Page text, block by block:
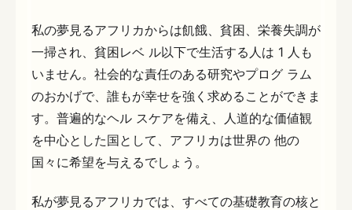
私の夢見るアフリカからは飢餓、貧困、栄養失調が
一掃され、貧困レベ ル以下で生活する人は 1 人も
いません。社会的な責任のある研究やプログ ラム
のおかげで、誰もが幸せを強く求めることができま
す。普遍的なヘル スケアを備え、人道的な価値観
を中心とした国として、アフリカは世界の 他の
国々に希望を与えるでしょう。
私が夢見るアフリカでは、すべての基礎教育の核と